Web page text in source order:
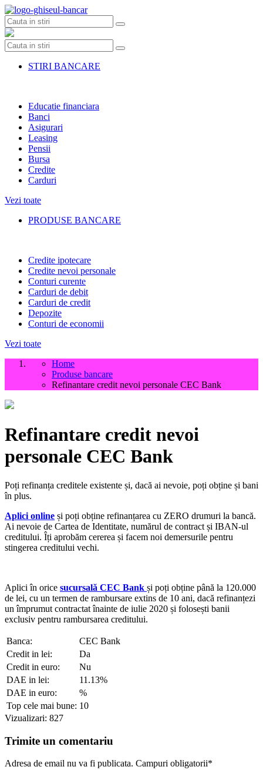
Skip
to
content
STIRI BANCARE
Educatie financiara
Banci
Asigurari
Leasing
Pensii
Bursa
Credite
Carduri
Vezi toate
PRODUSE BANCARE
Credite ipotecare
Credite nevoi personale
Conturi curente
Carduri de debit
Carduri de credit
Depozite
Conturi de economii
Vezi toate
Home
Produse bancare
Refinantare credit nevoi personale CEC Bank
Refinantare credit nevoi
personale CEC Bank
Poți refinanța creditele existente și, dacă ai nevoie, poți obține și bani
în plus.
Aplici online și poți obține refinanțarea cu ZERO drumuri la bancă.
Ai nevoie de Cartea de Identitate, numărul de contract și IBAN-ul
creditului. Îți aprobăm cererea și facem noi demersurile pentru
stingerea creditului vechi.
Aplici în orice sucursală CEC Bank și poți obține până la 120.000
de lei, cu un termen de rambursare extins de 10 ani, dacă refinanțezi
un împrumut contractat înainte de iulie 2020 și folosești banii
exclusiv pentru rambursarea creditului.
Banca:
CEC Bank
Credit in lei:
Da
Credit in euro:
Nu
DAE in lei:
11.13%
DAE in euro:
%
Top cele mai bune: 10
Vizualizari: 827
Trimite un comentariu
Adresa de email nu va fi publicata. Campuri obligatorii*